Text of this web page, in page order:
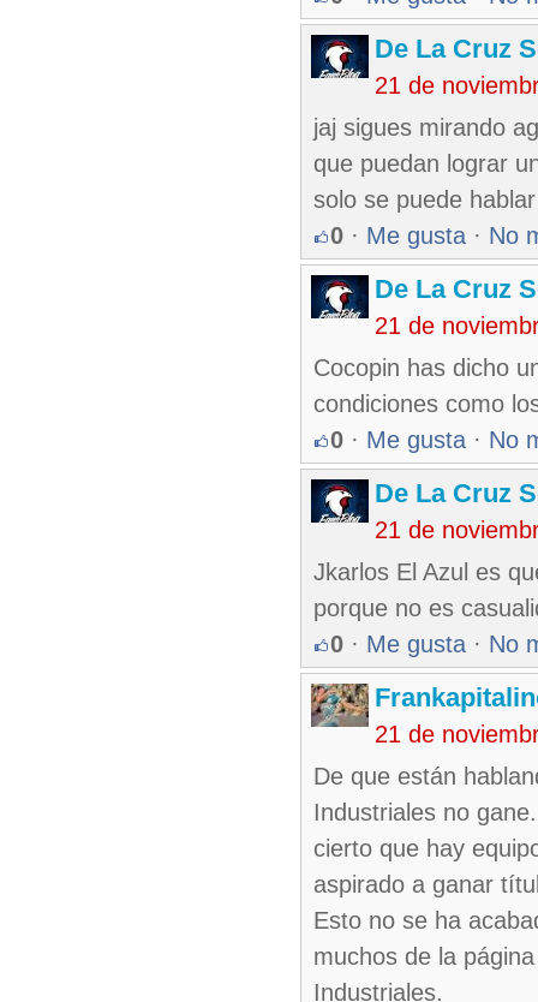
De La Cruz
21 de
jaj sigues mirando
que puedan lograr
solo se puede
0 · Me gusta · No
De La Cruz
21 de
Cocopin has dicho
condiciones como
0 · Me gusta · No
De La Cruz
21 de
Jkarlos El Azul es
porque no es
0 · Me gusta · No
21 de
De que están
Industriales no
cierto que hay
aspirado a ganar
Esto no se ha
muchos de la
Industriales.